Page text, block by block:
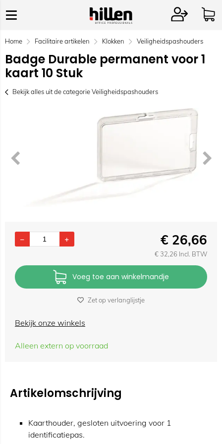
Home Facilitaire artikelen Klokken Veiligheidspashouders
Badge Durable permanent voor 1
kaart 10 Stuk
Bekijk alles uit de categorie Veiligheidspashouders
€ 26,66
€ 32,26 Incl. BTW
Voeg toe aan winkelmandje
Zet op verlanglijstje
Bekijk onze winkels
Alleen extern op voorraad
Artikelomschrijving
Kaarthouder, gesloten uitvoering voor 1
identificatiepas.